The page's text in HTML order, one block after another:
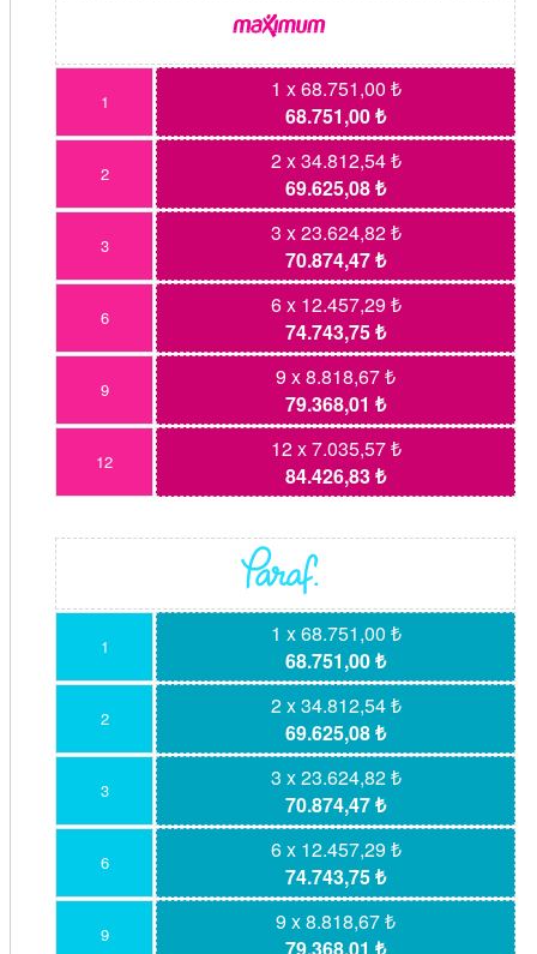
1
1 x 68.751,00 ₺
68.751,00 ₺
2
2 x 34.812,54 ₺
69.625,08 ₺
3
3 x 23.624,82 ₺
70.874,47 ₺
6
6 x 12.457,29 ₺
74.743,75 ₺
9
9 x 8.818,67 ₺
79.368,01 ₺
12
12 x 7.035,57 ₺
84.426,83 ₺
1
1 x 68.751,00 ₺
68.751,00 ₺
2
2 x 34.812,54 ₺
69.625,08 ₺
3
3 x 23.624,82 ₺
70.874,47 ₺
6
6 x 12.457,29 ₺
74.743,75 ₺
9
9 x 8.818,67 ₺